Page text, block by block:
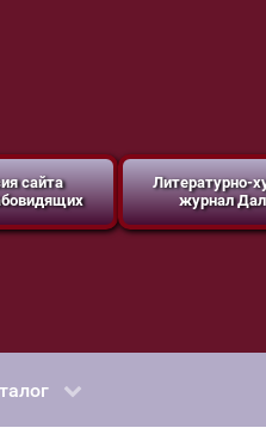
сайта
Литературно-
журнал